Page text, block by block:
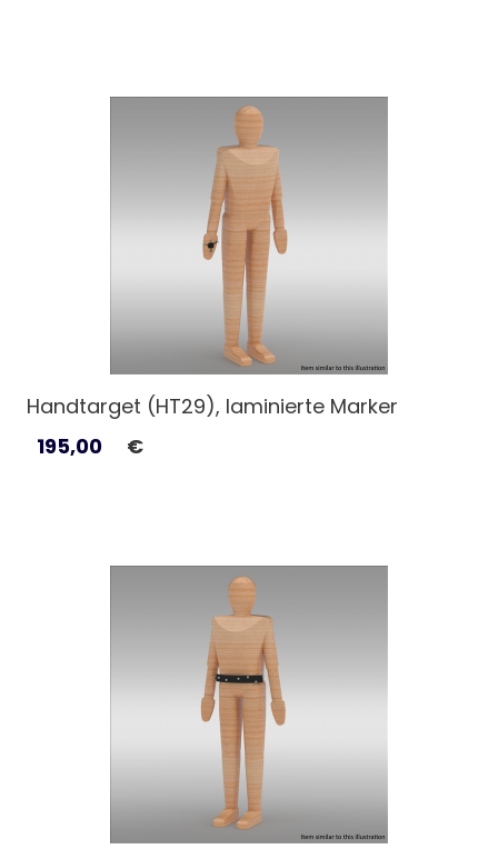
Handtarget (HT29), laminierte Marker
195,00
€